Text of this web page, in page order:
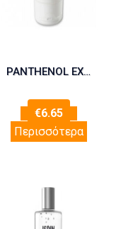
PANTHENOL EXTRA Face Cleansing Gel 150ml
€6.65
Περισσότερα